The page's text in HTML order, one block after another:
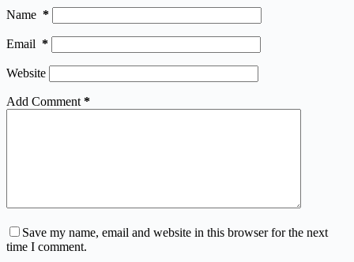
Name *
Email *
Website
Add Comment *
Save my name, email and website in this browser for the next
time I comment.